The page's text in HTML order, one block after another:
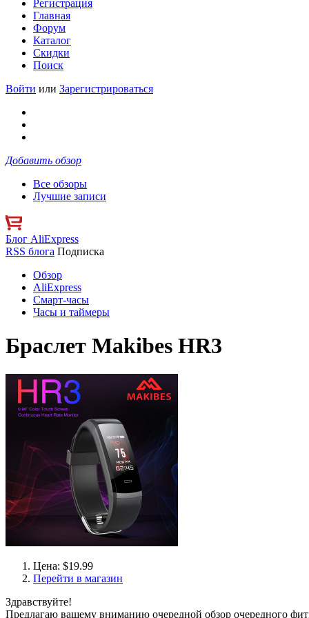
Регистрация
Главная
Форум
Каталог
Скидки
Поиск
Войти или Зарегистрироваться
Добавить обзор
Все обзоры
Лучшие записи
Блог AliExpress
RSS блога Подписка
Обзор
AliExpress
Смарт-часы
Часы и таймеры
Браслет Makibes HR3
Цена: $19.99
Перейти в магазин
Здравствуйте!
Предлагаю вашему вниманию очередной обзор очередного